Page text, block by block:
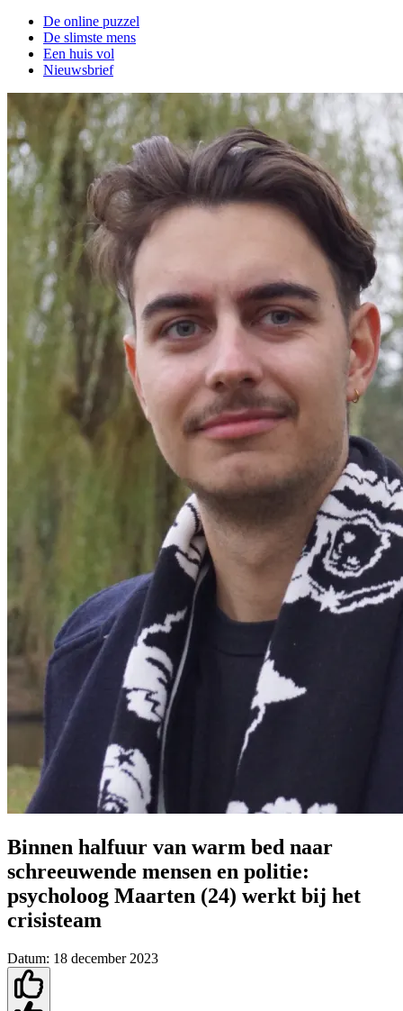
De online puzzel
De slimste mens
Een huis vol
Nieuwsbrief
Binnen halfuur van warm bed naar
schreeuwende mensen en politie:
psycholoog Maarten (24) werkt bij het
crisisteam
Datum: 18 december 2023